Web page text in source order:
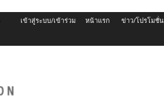
เข้าสู่ระบบ/เข้าร่วม หน้าแรก ข่าว/โปรโมชั่